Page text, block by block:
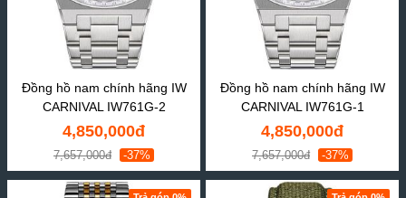
Đồng hồ nam chính hãng IW
CARNIVAL IW761G-2
4,850,000đ
7,657,000đ -37%
Đồng hồ nam chính hãng IW
CARNIVAL IW761G-1
4,850,000đ
7,657,000đ -37%